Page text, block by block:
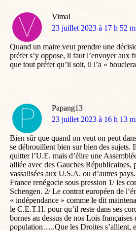
Vimal
dit
23 juillet 2023 à 17 h 52
Quand un maire veut prendre une
préfet s’y oppose, il faut l’envoyer aux
que tout préfet qu’il soit, il l’a «
Papang13
dit
23 juillet 2023 à 16 h 13
Bien sûr que quand on veut on peut
se débrouillent bien sur bien des sujets.
quitter l’U.E. mais d’élire une
alliée avec des Gauches Républicaines,
vassalisées aux U.S.A. ou d’autres
France renégocie sous pression 1/ les
Schengen. 2/ Le contrat européen de
« indépendance » comme le dit
le C.E.T.H. pour qu’il reste dans ses
bornes au dessus de nos Lois françaises
population…..Que les Droites s’allient,